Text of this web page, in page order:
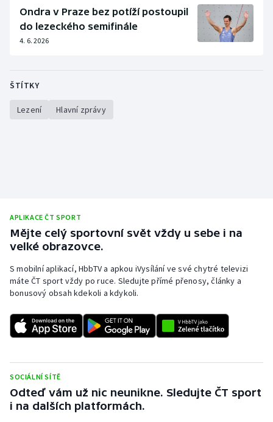
Ondra v Praze bez potíží postoupil
do lezeckého semifinále
4. 6. 2026
ŠTÍTKY
Lezení Hlavní zprávy
APLIKACE ČT SPORT
Mějte celý sportovní svět vždy u sebe i na
velké obrazovce.
S mobilní aplikací, HbbTV a apkou iVysílání ve své chytré televizi
máte ČT sport vždy po ruce. Sledujte přímé přenosy, články a
bonusový obsah kdekoli a kdykoli.
SOCIÁLNÍ SÍTĚ
Odteď vám už nic neunikne. Sledujte ČT sport
i na dalších platformách.